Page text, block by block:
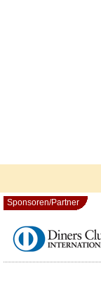
Sponsoren/Partner